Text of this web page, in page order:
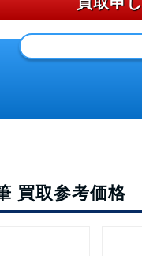
買取参考価格